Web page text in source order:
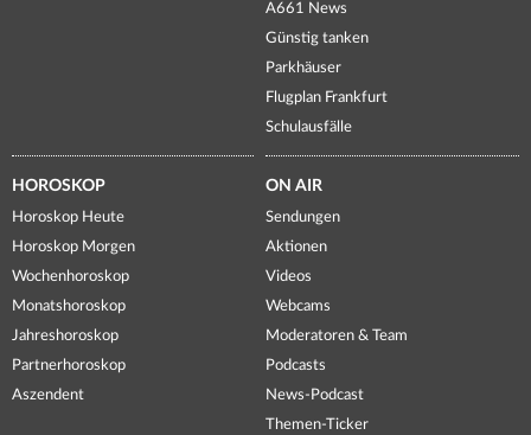
A661 News
Günstig tanken
Parkhäuser
Flugplan Frankfurt
Schulausfälle
HOROSKOP
Horoskop Heute
Horoskop Morgen
Wochenhoroskop
Monatshoroskop
Jahreshoroskop
Partnerhoroskop
Aszendent
ON AIR
Sendungen
Aktionen
Videos
Webcams
Moderatoren & Team
Podcasts
News-Podcast
Themen-Ticker